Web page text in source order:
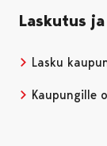
Laskutus
Lasku
Kaupungille